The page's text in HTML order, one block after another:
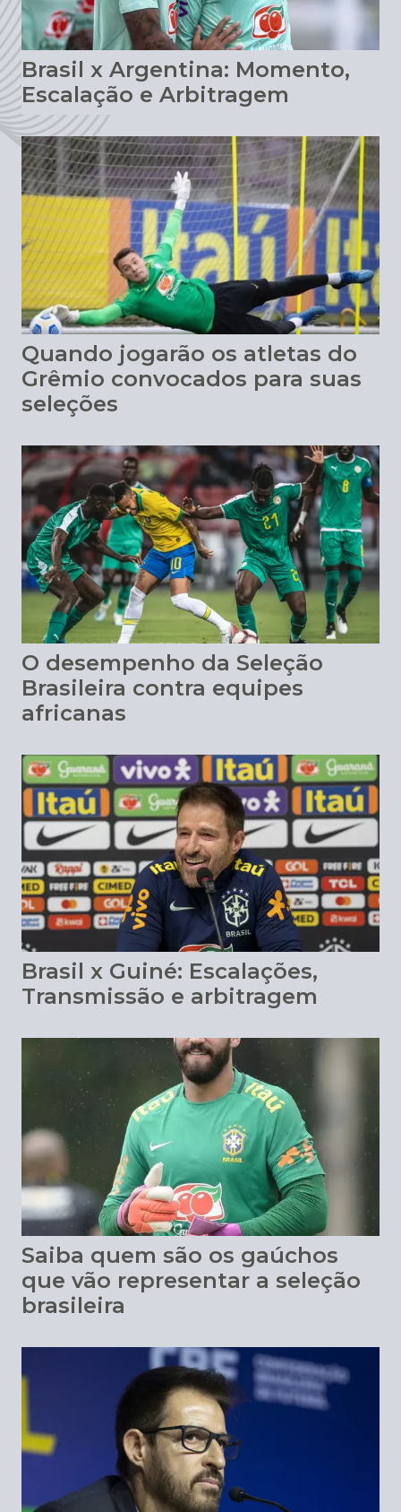
Brasil x Argentina: Momento,
Escalação e Arbitragem
Quando jogarão os atletas do
Grêmio convocados para suas
seleções
O desempenho da Seleção
Brasileira contra equipes
africanas
Brasil x Guiné: Escalações,
Transmissão e arbitragem
Saiba quem são os gaúchos
que vão representar a seleção
brasileira